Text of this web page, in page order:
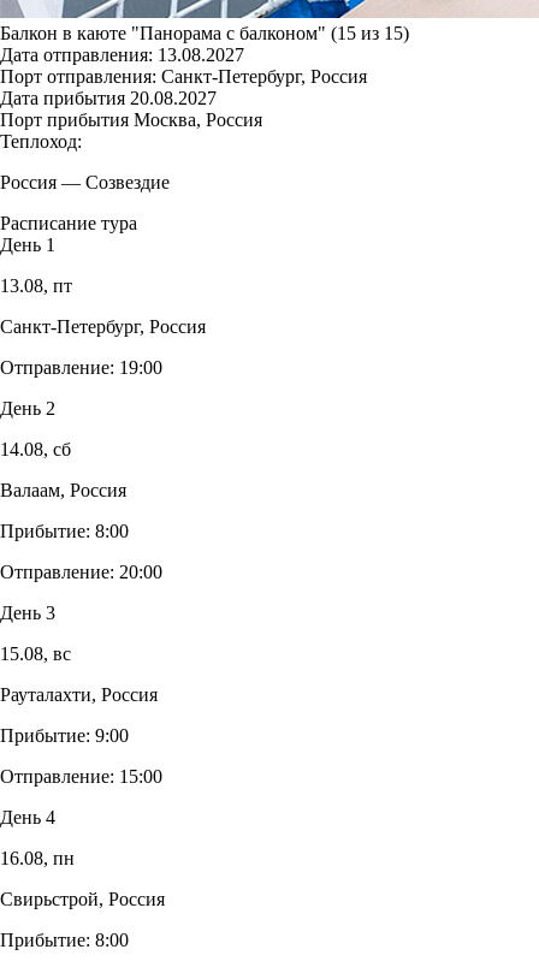
Балкон в каюте "Панорама с балконом" (15 из 15)
Дата отправления: 13.08.2027
Порт отправления: Санкт-Петербург, Россия
Дата прибытия 20.08.2027
Порт прибытия Москва, Россия
Теплоход:
Россия — Созвездие
Расписание тура
День 1
13.08, пт
Санкт-Петербург, Россия
Отправление: 19:00
День 2
14.08, сб
Валаам, Россия
Прибытие: 8:00
Отправление: 20:00
День 3
15.08, вс
Рауталахти, Россия
Прибытие: 9:00
Отправление: 15:00
День 4
16.08, пн
Свирьстрой, Россия
Прибытие: 8:00